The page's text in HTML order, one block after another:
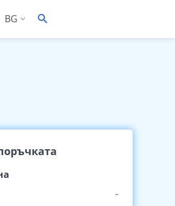
BG
-